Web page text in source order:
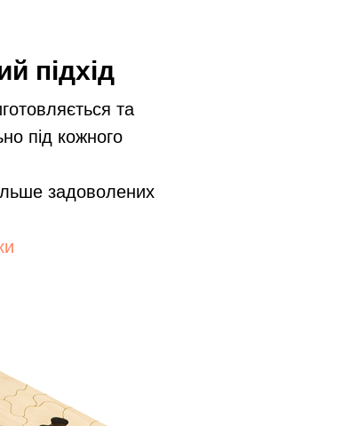
підхід
та
під кожного
задоволених